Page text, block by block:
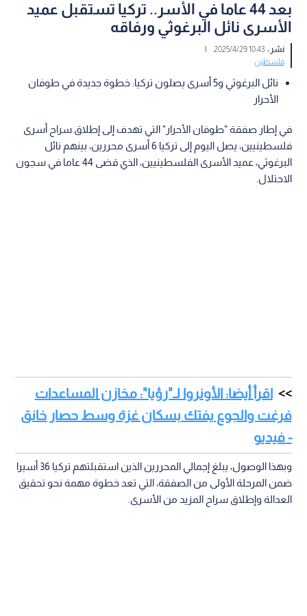
بعد 44 عاما في الأسر.. تركيا تستقبل عميد
الأسرى نائل البرغوثي ورفاقه
نشر :10:43 2025/4/29
فلسطين
نائل البرغوثي و5 أسرى يصلون تركيا: خطوة جديدة في طوفان
الأحرار
في إطار صفقة "طوفان الأحرار" التي تهدف إلى إطلاق سراح أسرى
فلسطينيين، يصل اليوم إلى تركيا 6 أسرى محررين، بينهم نائل
البرغوثي، عميد الأسرى الفلسطينيين، الذي قضى 44 عاما في سجون
الاحتلال.
اقرأ أيضا: الأونروا لـ"رؤيا": مخازن المساعدات
فرغت والجوع يفتك بسكان غزة وسط حصار خانق
- فيديو
وبهذا الوصول، يبلغ إجمالي المحررين الذين استقبلتهم تركيا 36 أسيرا
ضمن المرحلة الأولى من الصفقة، التي تعد خطوة مهمة نحو تحقيق
العدالة وإطلاق سراح المزيد من الأسرى.